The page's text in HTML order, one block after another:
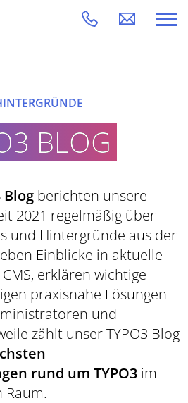
BLOG
Blog berichten unsere
2021 regelmäßig über
und Hintergründe aus der
Einblicke in aktuelle
erklären wichtige
praxisnahe Lösungen
und
zählt unser TYPO3 Blog
rund um TYPO3 im
Raum.